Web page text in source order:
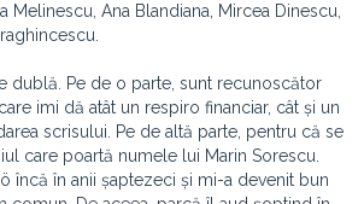
Melinescu, Ana Blandiana, Mircea Dinescu,
dublă. Pe de o parte, sunt recunoscător
imi dă atât un respiro financiar, cât și un
scrisului. Pe de altă parte, pentru că se
care poartă numele lui Marin Sorescu.
încă în anii șaptezeci și mi-a devenit bun